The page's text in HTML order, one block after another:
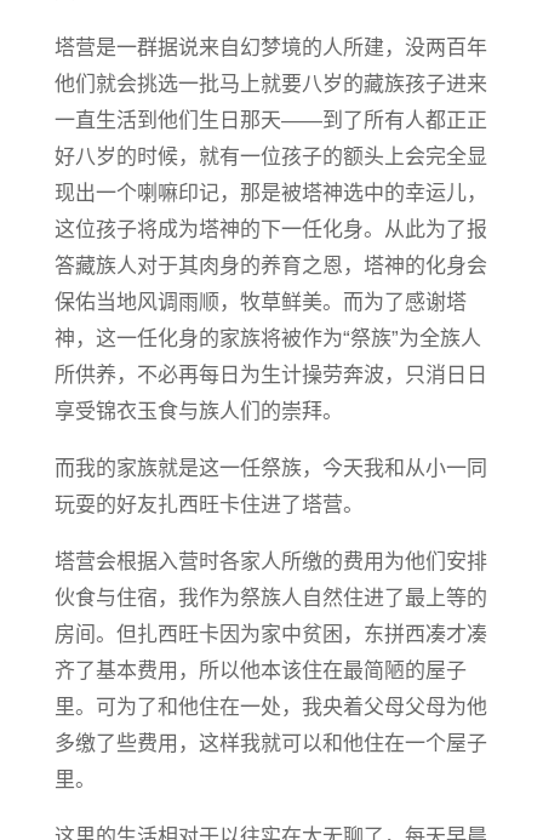
塔营是一群据说来自幻梦境的人所建，没两百年
他们就会挑选一批马上就要八岁的藏族孩子进来
一直生活到他们生日那天——到了所有人都正正
好八岁的时候，就有一位孩子的额头上会完全显
现出一个喇嘛印记，那是被塔神选中的幸运儿，
这位孩子将成为塔神的下一任化身。从此为了报
答藏族人对于其肉身的养育之恩，塔神的化身会
保佑当地风调雨顺，牧草鲜美。而为了感谢塔
神，这一任化身的家族将被作为“祭族”为全族人
所供养，不必再每日为生计操劳奔波，只消日日
享受锦衣玉食与族人们的崇拜。
而我的家族就是这一任祭族，今天我和从小一同
玩耍的好友扎西旺卡住进了塔营。
塔营会根据入营时各家人所缴的费用为他们安排
伙食与住宿，我作为祭族人自然住进了最上等的
房间。但扎西旺卡因为家中贫困，东拼西凑才凑
齐了基本费用，所以他本该住在最简陋的屋子
里。可为了和他住在一处，我央着父母父母为他
多缴了些费用，这样我就可以和他住在一个屋子
里。